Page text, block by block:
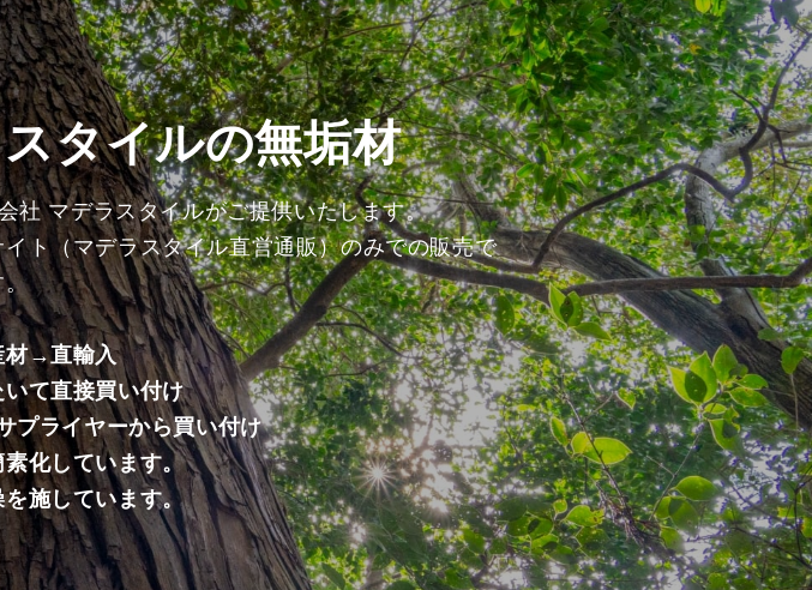
（仕
上
げ
加
工
済
み
商
品）
の
数
量
を
減
ら
す
（仕
上
げ
加
工
済
み
商
品）
の
数
量
を
増
や
す
タイルの無垢材
社 マデラスタイルがご提供いたします。
ト（マデラスタイル直営通販）のみでの販売で
。
材→直輸入
て直接買い付け
プライヤーから買い付け
化しています。
施しています。